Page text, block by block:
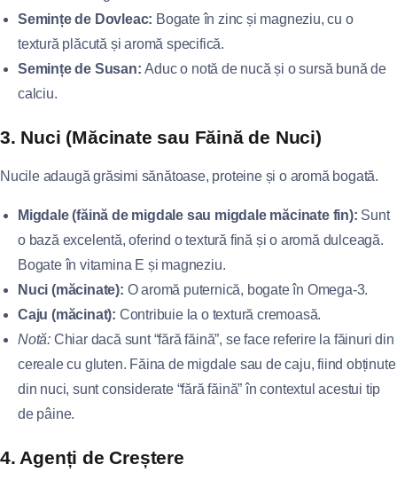
Semințe de Dovleac: Bogate în zinc și magneziu, cu o
textură plăcută și aromă specifică.
Semințe de Susan: Aduc o notă de nucă și o sursă bună de
calciu.
3. Nuci (Măcinate sau Făină de Nuci)
Nucile adaugă grăsimi sănătoase, proteine și o aromă bogată.
Migdale (făină de migdale sau migdale măcinate fin): Sunt
o bază excelentă, oferind o textură fină și o aromă dulceagă.
Bogate în vitamina E și magneziu.
Nuci (măcinate): O aromă puternică, bogate în Omega-3.
Caju (măcinat): Contribuie la o textură cremoasă.
Notă: Chiar dacă sunt “fără făină”, se face referire la făinuri din
cereale cu gluten. Făina de migdale sau de caju, fiind obținute
din nuci, sunt considerate “fără făină” în contextul acestui tip
de pâine.
4. Agenți de Creștere